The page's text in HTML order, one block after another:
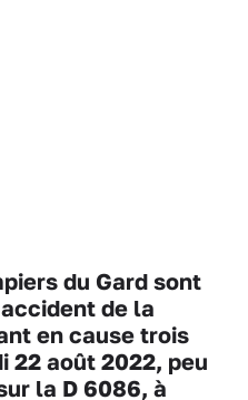
du Gard sont
de la
en cause trois
22 août 2022, peu
la D 6086, à